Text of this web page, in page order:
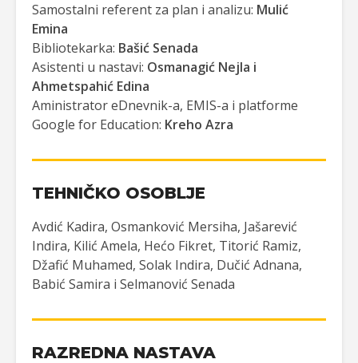
Samostalni referent za plan i analizu: Mulić
Emina
Bibliotekarka: Bašić Senada
Asistenti u nastavi: Osmanagić Nejla i
Ahmetspahić Edina
Aministrator eDnevnik-a, EMIS-a i platforme
Google for Education: Kreho Azra
TEHNIČKO OSOBLJE
Avdić Kadira, Osmanković Mersiha, Jašarević
Indira, Kilić Amela, Hećo Fikret, Titorić Ramiz,
Džafić Muhamed, Solak Indira, Dučić Adnana,
Babić Samira i Selmanović Senada
RAZREDNA NASTAVA